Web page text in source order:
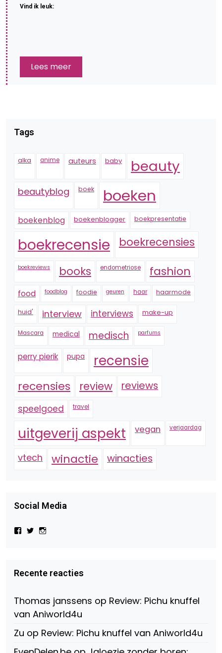
Vind ik leuk:
Lees meer
Tags
alka anime auteurs baby beauty
beautyblog boek boeken
boekenblog boekenblogger boekpresentatie
boekrecensie boekrecensies
boekreviews books endometriose fashion
food foodblog foodie geuren haar haarmode
huid' interview interviews make-up
Mascara medical medisch parfums
perry pierik pupa recensie
recensies review reviews
speelgoed travel
uitgeverij aspekt vegan verjaardag
vtech winactie winacties
Social Media
Bekijk
Beauty-
147775071915783/?
Facebook
Bekijk
op
Twitter
op
Instagram
Recente reacties
Thomas janssens op Review: Pichu knuffel
van Aniworld4u
Zu op Review: Pichu knuffel van Aniworld4u